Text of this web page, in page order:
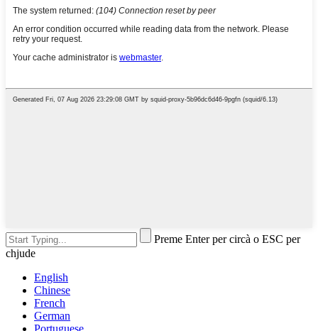
Preme Enter per circà o ESC per
chjude
English
Chinese
French
German